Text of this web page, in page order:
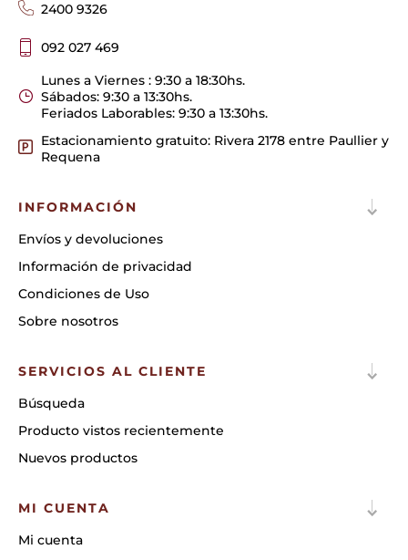
2400 9326
092 027 469
Lunes a Viernes : 9:30 a 18:30hs.
Sábados: 9:30 a 13:30hs.
Feriados Laborables: 9:30 a 13:30hs.
Estacionamiento gratuito: Rivera 2178 entre Paullier y
Requena
INFORMACIÓN
Envíos y devoluciones
Información de privacidad
Condiciones de Uso
Sobre nosotros
SERVICIOS AL CLIENTE
Búsqueda
Producto vistos recientemente
Nuevos productos
MI CUENTA
Mi cuenta